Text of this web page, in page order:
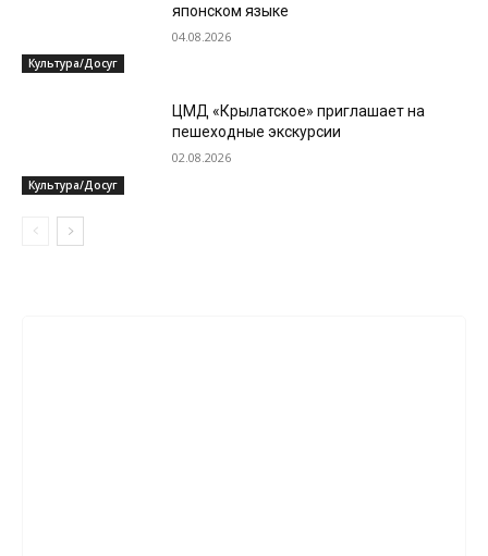
Культура/Досуг
японском языке
04.08.2026
Культура/Досуг
ЦМД «Крылатское» приглашает на
пешеходные экскурсии
02.08.2026